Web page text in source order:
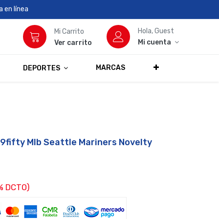
en línea
Mi Carrito
Ver carrito
Hola, Guest
Mi cuenta
DEPORTES MARCAS
Mlb Seattle Mariners Novelty
DCTO)